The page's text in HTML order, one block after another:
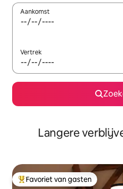
Aankomst
Vertrek
Langere
Topfavoriet van gasten
Favoriet van gasten